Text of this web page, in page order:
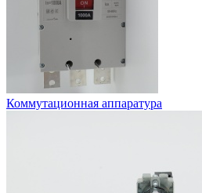
Коммутационная аппаратура